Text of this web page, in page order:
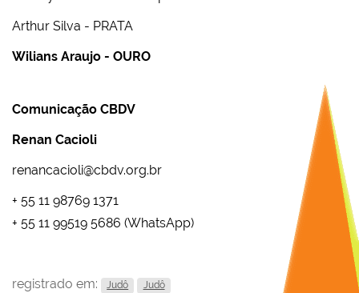
Arthur Silva - PRATA
Wilians Araujo - OURO
Comunicação CBDV
Renan Cacioli
renancacioli@cbdv.org.br
+ 55 11 98769 1371
+ 55 11 99519 5686 (WhatsApp)
registrado em: Judô Judô